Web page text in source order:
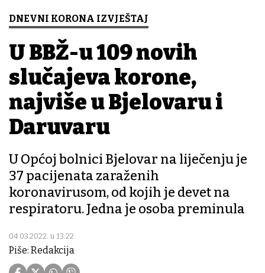
DNEVNI KORONA IZVJEŠTAJ
U BBŽ-u 109 novih
slučajeva korone,
najviše u Bjelovaru i
Daruvaru
U Općoj bolnici Bjelovar na liječenju je
37 pacijenata zaraženih
koronavirusom, od kojih je devet na
respiratoru. Jedna je osoba preminula
04.03.2022. u 13:22
Piše: Redakcija